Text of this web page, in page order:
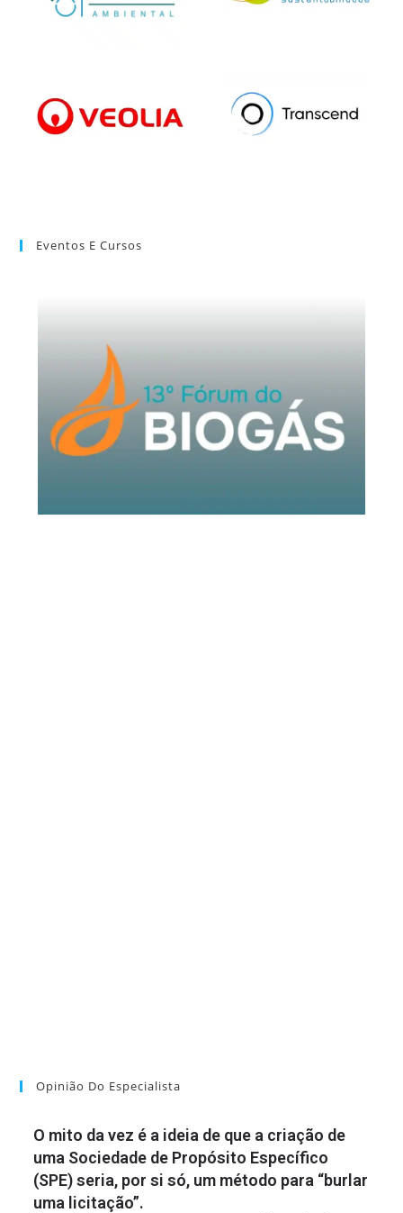
Eventos E Cursos
Opinião Do Especialista
O mito da vez é a ideia de que a criação de
uma Sociedade de Propósito Específico
(SPE) seria, por si só, um método para “burlar
uma licitação”.